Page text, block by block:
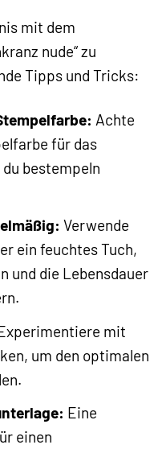
mit dem
nude“ zu
Tipps und Tricks:
Achte
für das
bestempeln
Verwende
ein feuchtes Tuch,
und die Lebensdauer
mit
um den optimalen
Eine
einen